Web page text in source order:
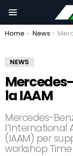
You are here:
Home News
NEWS
la IAAM
Mercedes-
l’International
(IAAM) per
workshop